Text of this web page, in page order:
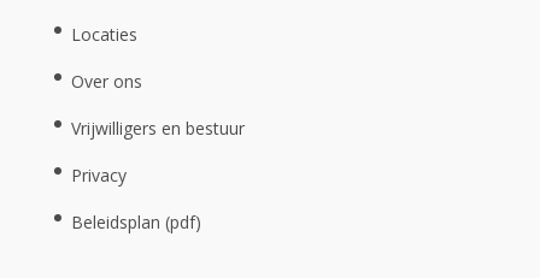
Locaties
Over ons
Vrijwilligers en bestuur
Privacy
Beleidsplan (pdf)